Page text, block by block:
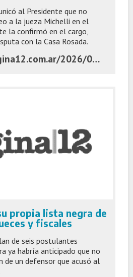
al Presidente que no
a la jueza Michelli en el
la confirmó en el cargo,
con la Casa Rosada.
https://www.pagina12.com.ar/2026/06/03/patricia-bullrich-mide-fuerzas-ofrecio-su-renuncia-como-jefa-del-bloque-libertario/
propia lista negra de
y fiscales
de seis postulantes
ya habría anticipado que no
de un defensor que acusó al